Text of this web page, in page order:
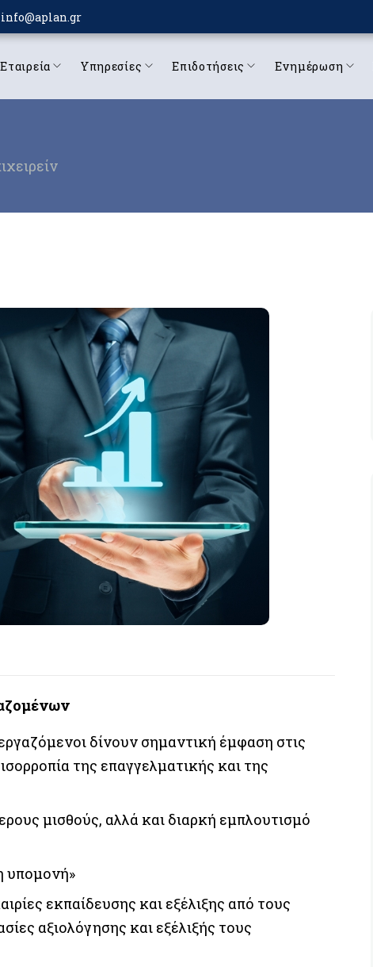
info@aplan.gr
Υπηρεσίες Επιδοτήσεις Ενημέρωση
δίνουν σημαντική έμφαση στις
της επαγγελματικής και της
μισθούς, αλλά και διαρκή εμπλουτισμό
υπομονή»
εκπαίδευσης και εξέλιξης από τους
αξιολόγησης και εξέλιξής τους